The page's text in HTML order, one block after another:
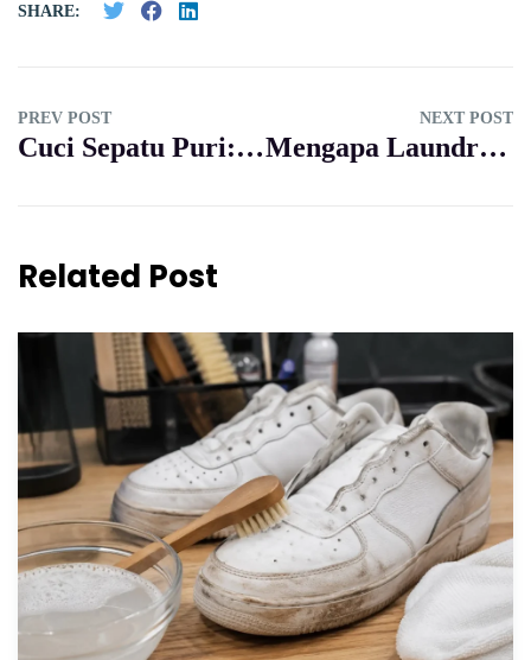
SHARE:
PREV POST
Cuci Sepatu Puri: Solusi Praktis Tanpa Perlu Keluar Rumah
NEXT POST
Mengapa Laundry Sepatu BSD Lebih Baik daripada Cuci di Rumah?
Related Post